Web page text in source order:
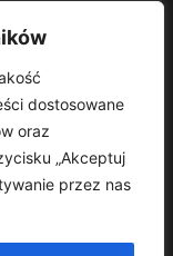
dostosowane
oraz
„Akceptuj
przez nas